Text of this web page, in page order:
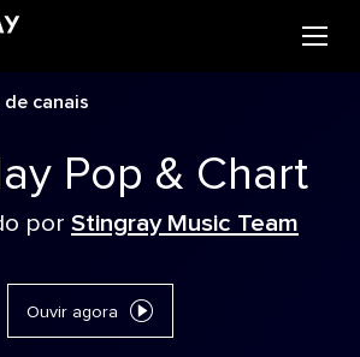
canais
Pop & Chart
por Stingray Music Team
Ouvir agora